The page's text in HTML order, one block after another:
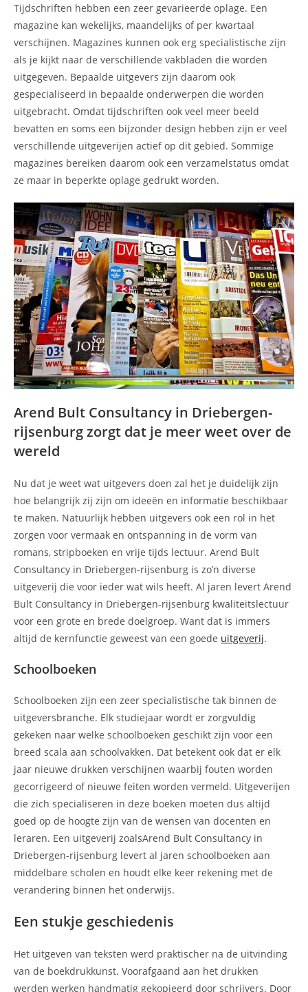
Tijdschriften hebben een zeer gevarieerde oplage. Een
magazine kan wekelijks, maandelijks of per kwartaal
verschijnen. Magazines kunnen ook erg specialistische zijn
als je kijkt naar de verschillende vakbladen die worden
uitgegeven. Bepaalde uitgevers zijn daarom ook
gespecialiseerd in bepaalde onderwerpen die worden
uitgebracht. Omdat tijdschriften ook veel meer beeld
bevatten en soms een bijzonder design hebben zijn er veel
verschillende uitgeverijen actief op dit gebied. Sommige
magazines bereiken daarom ook een verzamelstatus omdat
ze maar in beperkte oplage gedrukt worden.
Arend Bult Consultancy in Driebergen-
rijsenburg zorgt dat je meer weet over de
wereld
Nu dat je weet wat uitgevers doen zal het je duidelijk zijn
hoe belangrijk zij zijn om ideeën en informatie beschikbaar
te maken. Natuurlijk hebben uitgevers ook een rol in het
zorgen voor vermaak en ontspanning in de vorm van
romans, stripboeken en vrije tijds lectuur. Arend Bult
Consultancy in Driebergen-rijsenburg is zo’n diverse
uitgeverij die voor ieder wat wils heeft. Al jaren levert Arend
Bult Consultancy in Driebergen-rijsenburg kwaliteitslectuur
voor een grote en brede doelgroep. Want dat is immers
altijd de kernfunctie geweest van een goede uitgeverij.
Schoolboeken
Schoolboeken zijn een zeer specialistische tak binnen de
uitgeversbranche. Elk studiejaar wordt er zorgvuldig
gekeken naar welke schoolboeken geschikt zijn voor een
breed scala aan schoolvakken. Dat betekent ook dat er elk
jaar nieuwe drukken verschijnen waarbij fouten worden
gecorrigeerd of nieuwe feiten worden vermeld. Uitgeverijen
die zich specialiseren in deze boeken moeten dus altijd
goed op de hoogte zijn van de wensen van docenten en
leraren. Een uitgeverij zoalsArend Bult Consultancy in
Driebergen-rijsenburg levert al jaren schoolboeken aan
middelbare scholen en houdt elke keer rekening met de
verandering binnen het onderwijs.
Een stukje geschiedenis
Het uitgeven van teksten werd praktischer na de uitvinding
van de boekdrukkunst. Voorafgaand aan het drukken
werden werken handmatig gekopieerd door schrijvers. Door